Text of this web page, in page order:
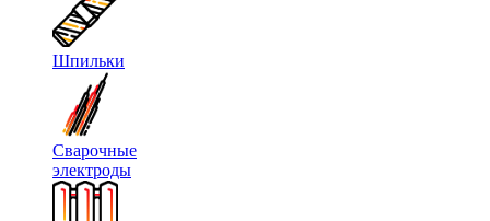
Шпильки
Сварочные
электроды